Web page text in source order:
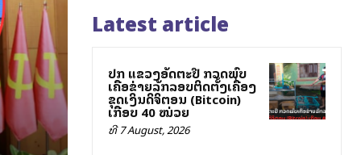
Latest article
ປກສ ແຂວງອັດຕະປື ກວດພົບ
ເຄືອຂ່າຍລັກລອບຕິດຕັ້ງເຄື່ອງ
ຂຸດເງິນດິຈິຕອນ (Bitcoin)
ເກືອບ 40 ໝ່ວຍ
ທີ 7 August, 2026